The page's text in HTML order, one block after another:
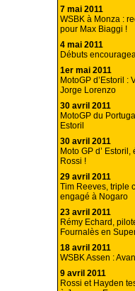
7 mai 2011
WSBK à Monza :
pour Max Biaggi !
4 mai 2011
Débuts
1er mai 2011
MotoGP d’Estoril
Jorge Lorenzo
30 avril 2011
MotoGP du
Estoril
30 avril 2011
Moto GP d’
Rossi !
29 avril 2011
Tim Reeves, triple
engagé à Nogaro
23 avril 2011
Rémy Echard,
Fournalès en
18 avril 2011
WSBK Assen :
9 avril 2011
Rossi et Hayden